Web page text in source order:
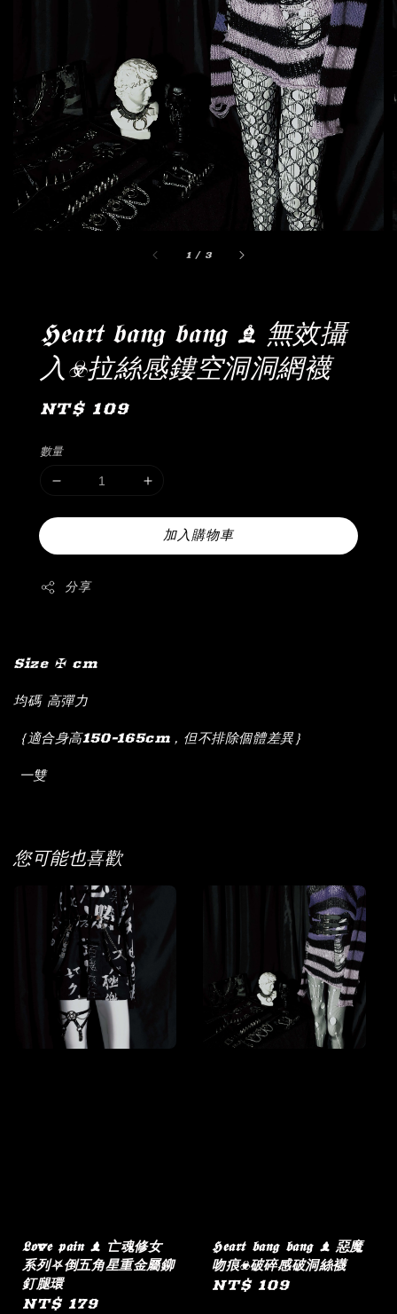
1 / 3
𝕳𝖊𝖆𝖗𝖙 𝖇𝖆𝖓𝖌 𝖇𝖆𝖓𝖌 ♝ 無效攝
入☣︎拉絲感鏤空洞洞網襪
Regular
NT$ 109
數量
加入購物車
分享
Size ✠ cm
均碼 高彈力
｛適合身高150-165cm，但不排除個體差異｝
一雙
您可能也喜歡
𝕷𝖔v𝖊 𝖕𝖆𝖎𝖓 ♝ 亡魂修女
系列⛧倒五角星重金屬鉚
釘腿環
Regular
NT$ 179
𝕳𝖊𝖆𝖗𝖙 𝖇𝖆𝖓𝖌 𝖇𝖆𝖓𝖌 ♝ 惡魔
吻痕☣︎破碎感破洞絲襪
Regular
NT$ 109